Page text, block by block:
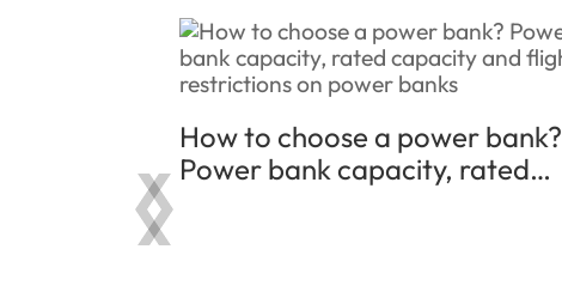
How to choose a power bank?
Power bank capacity, rated